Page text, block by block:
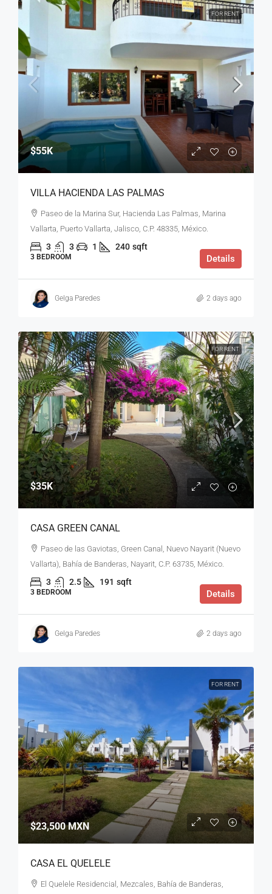
FOR RENT
$55K
VILLA HACIENDA LAS PALMAS
Paseo de la Marina Sur, Hacienda Las Palmas, Marina
Vallarta, Puerto Vallarta, Jalisco, C.P. 48335, México.
3 3 1 240 sqft
3 BEDROOM Details
Gelga Paredes 2 days ago
FOR RENT
$35K
CASA GREEN CANAL
Paseo de las Gaviotas, Green Canal, Nuevo Nayarit (Nuevo
Vallarta), Bahía de Banderas, Nayarit, C.P. 63735, México.
3 2.5 191 sqft
3 BEDROOM Details
Gelga Paredes 2 days ago
FOR RENT
$23,500 MXN
CASA EL QUELELE
El Quelele Residencial, Mezcales, Bahía de Banderas,